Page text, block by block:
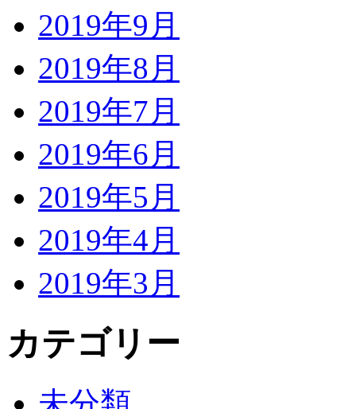
2019年9月
2019年8月
2019年7月
2019年6月
2019年5月
2019年4月
2019年3月
カテゴリー